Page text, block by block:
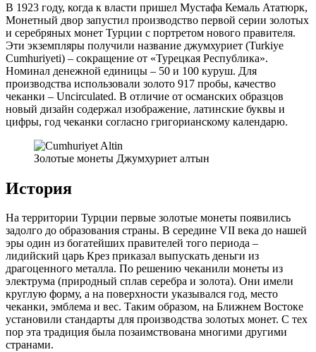
В 1923 году, когда к власти пришел Мустафа Кемаль Ататюрк,
Монетный двор запустил производство первой серии золотых
и серебряных монет Турции с портретом нового правителя.
Эти экземпляры получили название джумхуриет (Turkiye
Cumhuriyeti) – сокращение от «Турецкая Республика».
Номинал денежной единицы – 50 и 100 куруш. Для
производства использовали золото 917 пробы, качество
чеканки – Uncirculated. В отличие от османских образцов
новый дизайн содержал изображение, латинские буквы и
цифры, год чеканки согласно григорианскому календарю.
Золотые монеты Джумхуриет алтын
История
На территории Турции первые золотые монеты появились
задолго до образования страны. В середине VII века до нашей
эры один из богатейших правителей того периода –
лидийский царь Крез приказал выпускать деньги из
драгоценного металла. По решению чеканили монеты из
электрума (природный сплав серебра и золота). Они имели
круглую форму, а на поверхности указывался год, место
чеканки, эмблема и вес. Таким образом, на Ближнем Востоке
установили стандарты для производства золотых монет. С тех
пор эта традиция была позаимствована многими другими
странами.